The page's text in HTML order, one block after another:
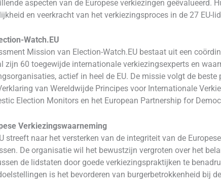
aspecten van de Europese verkiezingen
en veerkracht van het verkiezingsproces in de 27 EU-
Watch.EU
Mission van Election-Watch.EU bestaat uit een
zijn 60 toegewijde internationale verkiezingsexperts en
actief in heel de EU. De missie volgt de
van Wereldwijde Principes voor Internationale
Election Monitors en het European Partnership for
Verkiezingswaarneming
streeft naar het versterken van de integriteit van de
De organisatie wil het bewustzijn vergroten over het
de lidstaten door goede verkiezingspraktijken te
is het bevorderen van burgerbetrokkenheid bij